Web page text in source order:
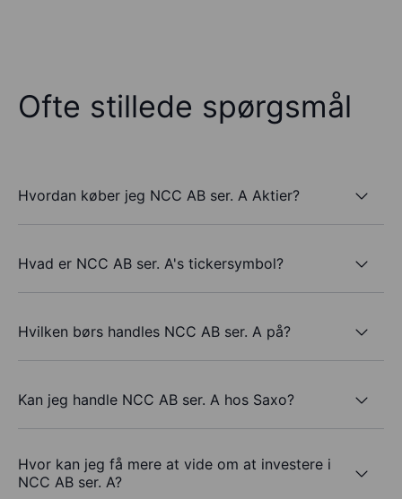
Ofte stillede spørgsmål
Hvordan køber jeg NCC AB ser. A Aktier?
Hvad er NCC AB ser. A's tickersymbol?
Hvilken børs handles NCC AB ser. A på?
Kan jeg handle NCC AB ser. A hos Saxo?
Hvor kan jeg få mere at vide om at investere i
NCC AB ser. A?